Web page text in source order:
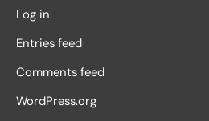
Log in
Entries feed
Comments feed
WordPress.org